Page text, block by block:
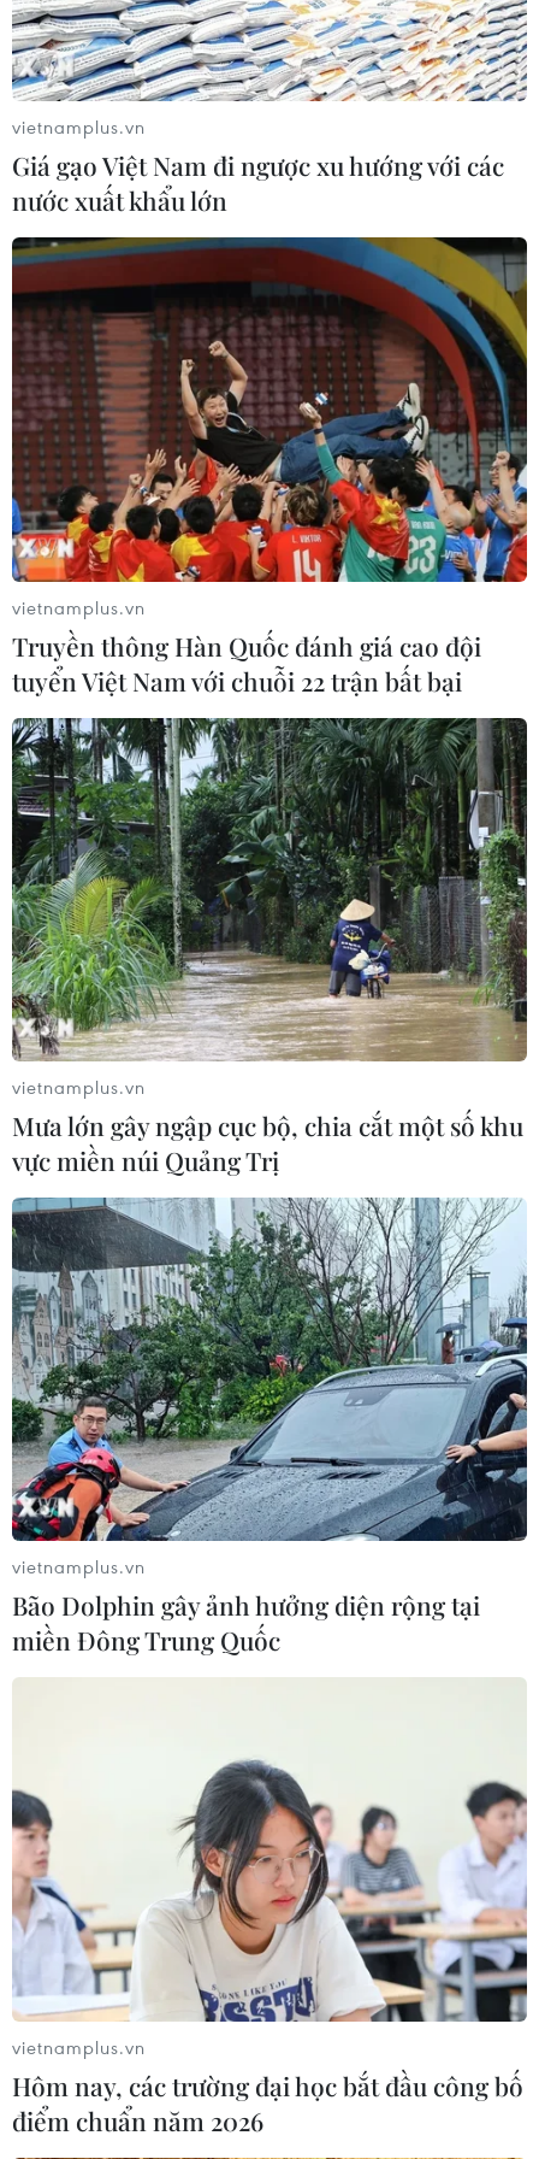
vietnamplus.vn
Giá gạo Việt Nam đi ngược xu hướng với các
nước xuất khẩu lớn
vietnamplus.vn
Truyền thông Hàn Quốc đánh giá cao đội
tuyển Việt Nam với chuỗi 22 trận bất bại
vietnamplus.vn
Mưa lớn gây ngập cục bộ, chia cắt một số khu
vực miền núi Quảng Trị
vietnamplus.vn
Bão Dolphin gây ảnh hưởng diện rộng tại
miền Đông Trung Quốc
vietnamplus.vn
Hôm nay, các trường đại học bắt đầu công bố
điểm chuẩn năm 2026